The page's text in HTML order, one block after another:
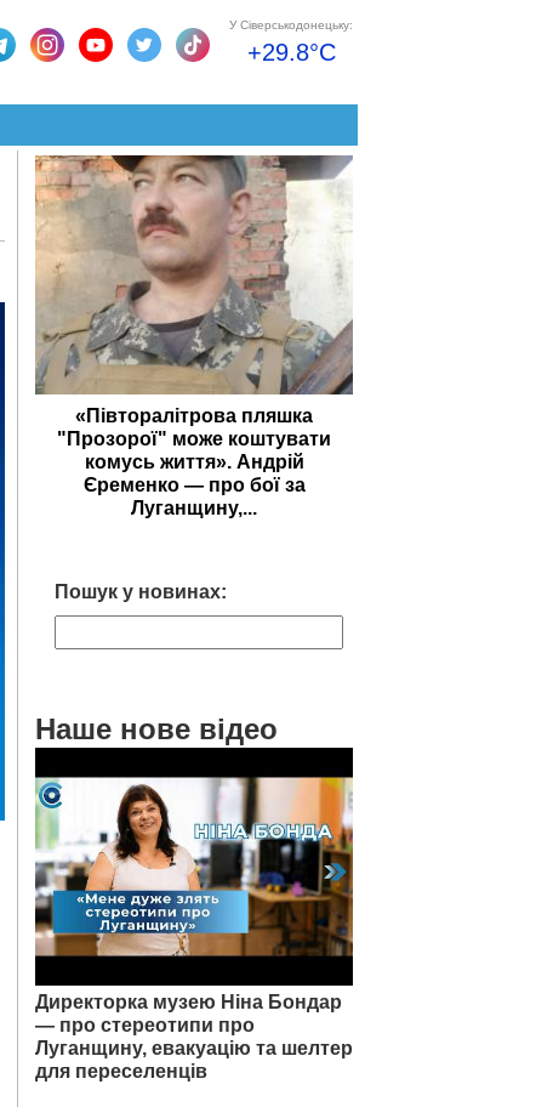
У Сіверськодонецьку:
+29.8°C
«Півторалітрова пляшка
"Прозорої" може коштувати
комусь життя». Андрій
Єременко — про бої за
Луганщину,...
Пошук у новинах:
Наше нове відео
Директорка музею Ніна Бондар
— про стереотипи про
Луганщину, евакуацію та шелтер
для переселенців